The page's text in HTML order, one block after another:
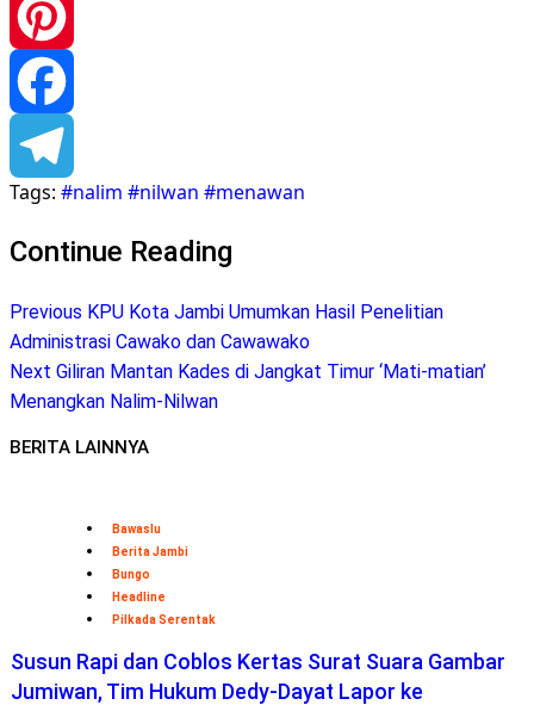
WhatsApp
Pinterest
Facebook
Telegram
Tags: #nalim #nilwan #menawan
Continue Reading
Previous KPU Kota Jambi Umumkan Hasil Penelitian
Administrasi Cawako dan Cawawako
Next Giliran Mantan Kades di Jangkat Timur ‘Mati-matian’
Menangkan Nalim-Nilwan
BERITA LAINNYA
Bawaslu
Berita Jambi
Bungo
Headline
Pilkada Serentak
Susun Rapi dan Coblos Kertas Surat Suara Gambar
Jumiwan, Tim Hukum Dedy-Dayat Lapor ke